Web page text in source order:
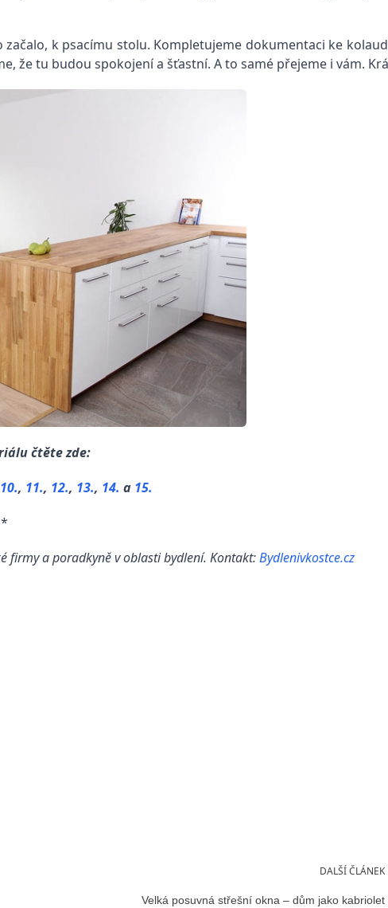
k psacímu stolu. Kompletujeme dokumentaci ke
že tu budou spokojení a šťastní. A to samé přejeme i vám.
čtěte zde:
10., 11., 12., 13., 14. a 15.
firmy a poradkyně v oblasti bydlení. Kontakt:Bydlenivkostce.cz
DALŠÍ ČLÁNEK
Velká posuvná střešní okna – dům jako kabriolet